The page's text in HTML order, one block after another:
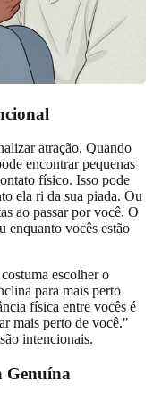
atração. Quando
encontrar pequenas
físico. Isso pode
ela ri da sua piada. Ou
ao passar por você. O
enquanto vocês estão
escolher o
para mais perto
física entre vocês é
mais perto de você."
intencionais.
Genuína